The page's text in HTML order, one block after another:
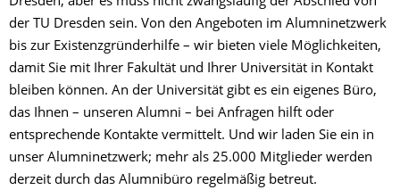
der TU Dresden sein. Von den Angeboten im Alumninetzwerk
bis zur Existenzgründerhilfe – wir bieten viele Möglichkeiten,
damit Sie mit Ihrer Fakultät und Ihrer Universität in Kontakt
bleiben können. An der Universität gibt es ein eigenes Büro,
das Ihnen – unseren Alumni – bei Anfragen hilft oder
entsprechende Kontakte vermittelt. Und wir laden Sie ein in
unser Alumninetzwerk; mehr als 25.000 Mitglieder werden
derzeit durch das Alumnibüro regelmäßig betreut.